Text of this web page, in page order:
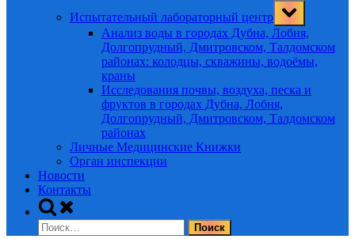
Испытательный лабораторный центр
Toggle
sub-
menu
Анализ воды в городах Дубна, Лобня,
Долгопрудный, Дмитровском, Талдомском
районах: колодцы, скважины, водоёмы,
краны
Исследования почвы, воздуха, песка и
фруктов в городах Дубна, Лобня,
Долгопрудный, Дмитровском, Талдомском
районах
Личные Медицинские Книжки
Орган инспекции
Новости
Контакты
Toggle
search
form
Найти: